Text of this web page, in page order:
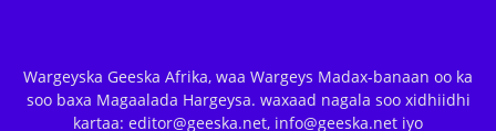
Wargeyska Geeska Afrika, waa Wargeys Madax-banaan oo ka
soo baxa Magaalada Hargeysa. waxaad nagala soo xidhiidhi
kartaa: editor@geeska.net, info@geeska.net iyo